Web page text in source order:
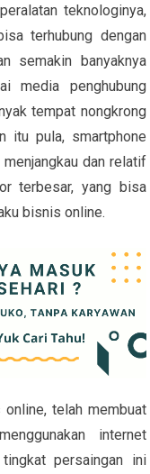
teknologinya,
terhubung dengan
semakin banyaknya
media penghubung
tempat nongkrong
itu pula, smartphone
dan relatif
terbesar, yang bisa
bisnis online.
telah membuat
internet
persaingan ini